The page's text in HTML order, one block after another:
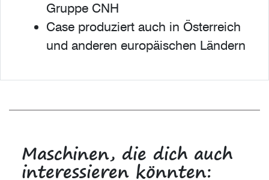
Gruppe CNH
Case produziert auch in Österreich
und anderen europäischen Ländern
Maschinen, die dich auch
interessieren könnten: